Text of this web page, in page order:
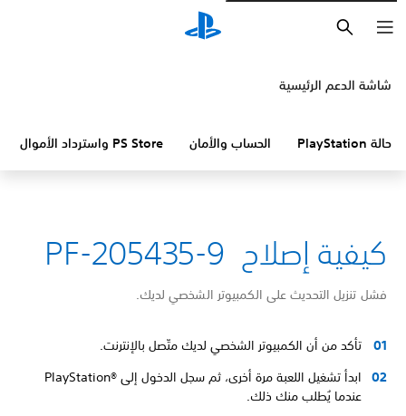
شاشة الدعم الرئيسية
حالة PlayStation الحساب والأمان PS Store واسترداد الأموال
كيفية إصلاح PF-205435-9
فشل تنزيل التحديث على الكمبيوتر الشخصي لديك.
تأكد من أن الكمبيوتر الشخصي لديك متّصل بالإنترنت.
ابدأ تشغيل اللعبة مرة أخرى، ثم سجل الدخول إلى PlayStation®‎
عندما يُطلب منك ذلك.